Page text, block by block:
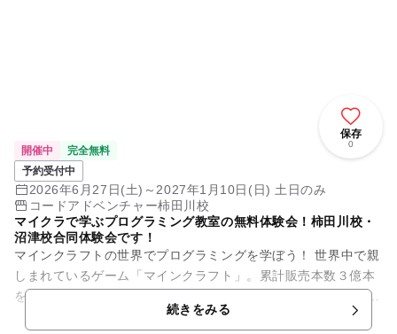
保存
0
開催中
完全無料
予約受付中
2026年6月27日(土)～2027年1月10日(日) 土日のみ
コードアドベンチャー柿田川校
マイクラで学ぶプログラミング教室の無料体験会！柿田川校・
沼津校合同体験会です！
マインクラフトの世界でプログラミングを学ぼう！ 世界中で親
しまれているゲーム「マインクラフト」。累計販売本数３億本
を越え、世界で最も売れてるゲームと言われています。 その
続きをみる